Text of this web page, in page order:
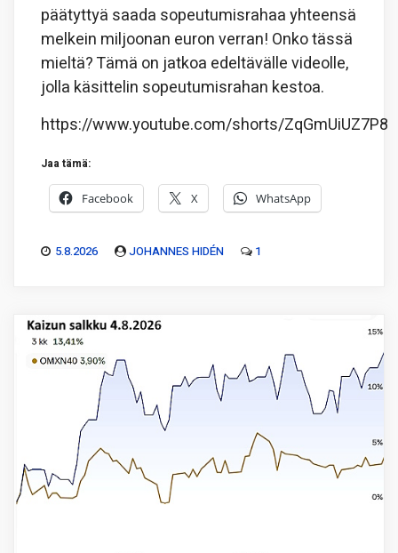
päätyttyä saada sopeutumisrahaa yhteensä
melkein miljoonan euron verran! Onko tässä
mieltä? Tämä on jatkoa edeltävälle videolle,
jolla käsittelin sopeutumisrahan kestoa.
https://www.youtube.com/shorts/ZqGmUiUZ7P8
Jaa tämä:
Facebook X WhatsApp
5.8.2026 JOHANNES HIDÉN 1